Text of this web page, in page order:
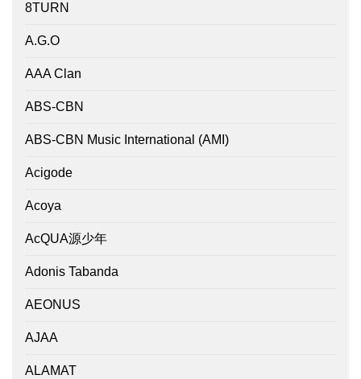
8TURN
A.G.O
AAA Clan
ABS-CBN
ABS-CBN Music International (AMI)
Acigode
Acoya
AcQUA源少年
Adonis Tabanda
AEONUS
AJAA
ALAMAT